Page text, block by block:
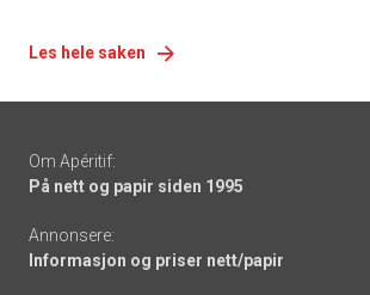
Les hele saken
Om Apéritif:
På nett og papir siden 1995
Annonsere:
Informasjon og priser nett/papir